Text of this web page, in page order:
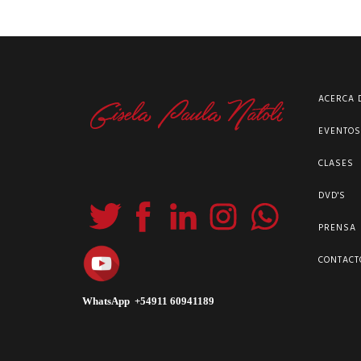
WhatsApp +54911 60941189
ACERCA
EVENTOS
CLASES
DVD'S
PRENSA